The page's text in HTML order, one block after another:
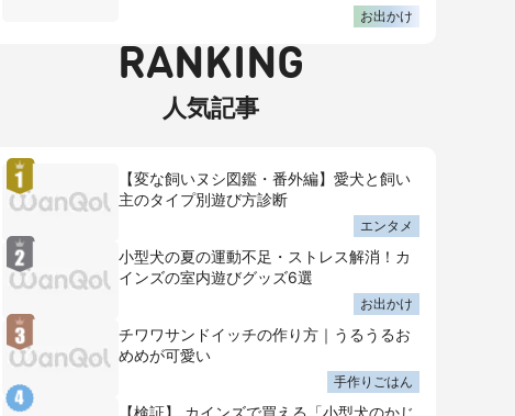
お出かけ
RANKING
人気記事
【変な飼いヌシ図鑑・番外編】愛犬と飼い
主のタイプ別遊び方診断
エンタメ
小型犬の夏の運動不足・ストレス解消！カ
インズの室内遊びグッズ6選
お出かけ
チワワサンドイッチの作り方｜うるうるお
めめが可愛い
手作りごはん
【検証】 カインズで買える「小型犬のかじ